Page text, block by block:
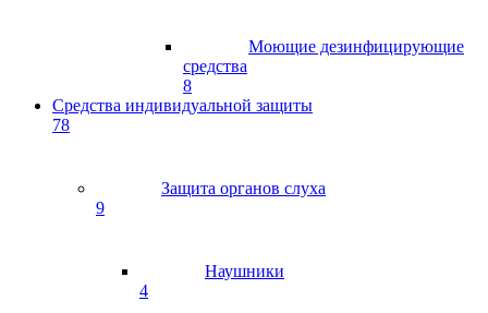
Моющие дезинфицирующие
средства
8
Средства индивидуальной защиты
78
Защита органов слуха
9
Наушники
4